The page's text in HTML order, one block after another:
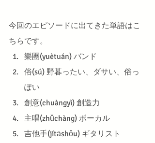
今回のエピソードに出てきた単語はこ
ちらです。
樂團(yuètuán) バンド
俗(sú) 野暮ったい、ダサい、俗っ
ぽい
創意(chuàngyì) 創造力
主唱(zhǔchàng) ボーカル
吉他手(jítāshǒu) ギタリスト